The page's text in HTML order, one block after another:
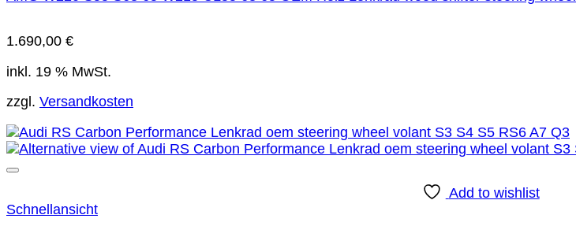
1.690,00 €
inkl. 19 % MwSt.
zzgl. Versandkosten
Add to wishlist
Schnellansicht